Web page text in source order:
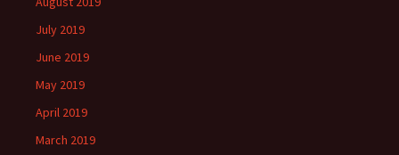
July 2019
June 2019
May 2019
April 2019
March 2019